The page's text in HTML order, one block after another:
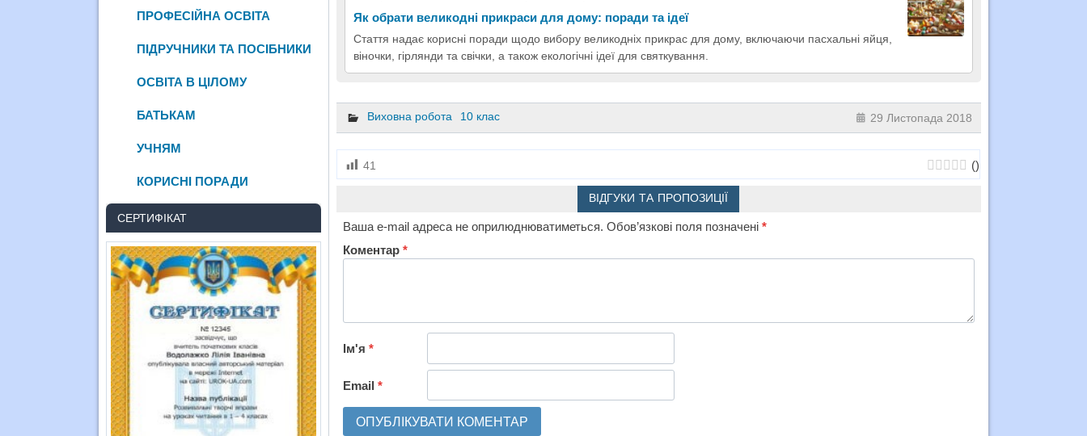
Як обрати великодні прикраси для дому: поради та ідеї
Стаття надає корисні поради щодо вибору великодніх прикрас для дому, включаючи пасхальні яйця,
віночки, гірлянди та свічки, а також екологічні ідеї для святкування.
Виховна робота 10 клас 29 Листопада 2018
41 ()
ВІДГУКИ ТА ПРОПОЗИЦІЇ
Ваша e-mail адреса не оприлюднюватиметься. Обов’язкові поля позначені *
Коментар *
Ім'я *
Email *
ПРОФЕСІЙНА ОСВІТА
ПІДРУЧНИКИ ТА ПОСІБНИКИ
ОСВІТА В ЦІЛОМУ
БАТЬКАМ
УЧНЯМ
КОРИСНІ ПОРАДИ
СЕРТИФІКАТ